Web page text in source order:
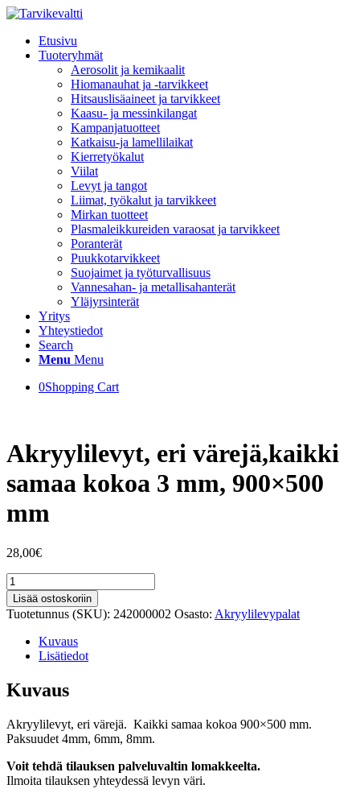
Etusivu
Tuoteryhmät
Aerosolit ja kemikaalit
Hiomanauhat ja -tarvikkeet
Hitsauslisäaineet ja tarvikkeet
Kaasu- ja messinkilangat
Kampanjatuotteet
Katkaisu-ja lamellilaikat
Kierretyökalut
Viilat
Levyt ja tangot
Liimat, työkalut ja tarvikkeet
Mirkan tuotteet
Plasmaleikkureiden varaosat ja tarvikkeet
Poranterät
Puukkotarvikkeet
Suojaimet ja työturvallisuus
Vannesahan- ja metallisahanterät
Yläjyrsinterät
Yritys
Yhteystiedot
Search
Menu Menu
0Shopping Cart
Akryylilevyt, eri värejä,kaikki
samaa kokoa 3 mm, 900×500
mm
28,00€
Akryylilevyt,
eri
värejä,kaikki
samaa
kokoa
900x500
mm
Lisää ostoskoriin
Tuotetunnus (SKU): 242000002 Osasto: Akryylilevypalat
Kuvaus
Lisätiedot
Kuvaus
Akryylilevyt, eri värejä. Kaikki samaa kokoa 900×500 mm.
Paksuudet 4mm, 6mm, 8mm.
Voit tehdä tilauksen palveluvaltin lomakkeelta.
Ilmoita tilauksen yhteydessä levyn väri.